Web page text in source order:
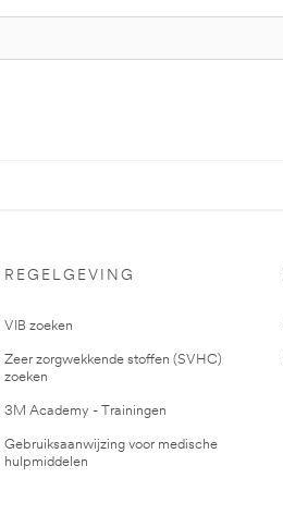
REGELGEVING
VIB zoeken
Zeer zorgwekkende stoffen (SVHC)
zoeken
3M Academy - Trainingen
Gebruiksaanwijzing voor medische
hulpmiddelen